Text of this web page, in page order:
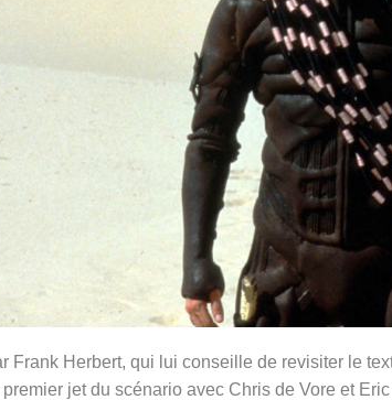
Frank Herbert, qui lui conseille de revisiter le
jet du scénario avec Chris de Vore et